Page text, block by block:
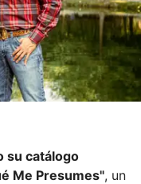
su catálogo
Me Presumes", un